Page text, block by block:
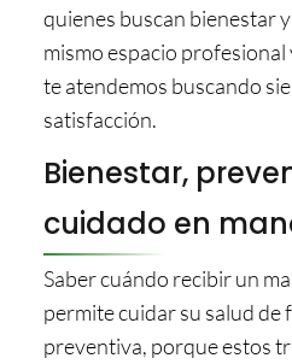
quienes buscan bienestar
mismo espacio
te atendemos buscando
satisfacción.
Bienestar,
cuidado en
Saber cuándo recibir un
permite cuidar su salud de
preventiva, porque estos